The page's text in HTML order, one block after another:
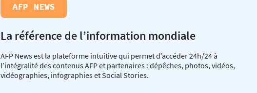
AFP NEWS
La référence de l’information mondiale
AFP News est la plateforme intuitive qui permet d’accéder 24h/24 à
l’intégralité des contenus AFP et partenaires : dépêches, photos, vidéos,
vidéographies, infographies et Social Stories.